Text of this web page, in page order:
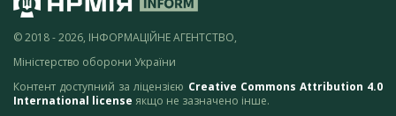
© 2018 - 2026, ІНФОРМАЦІЙНЕ АГЕНТСТВО,
Міністерство оборони України
Контент доступний за ліцензією Creative Commons Attribution 4.0
International license якщо не зазначено інше.